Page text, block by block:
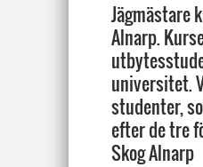
Jägmästare
Alnarp.
universitet.
studenter,
efter de tre
Skog Alnarp